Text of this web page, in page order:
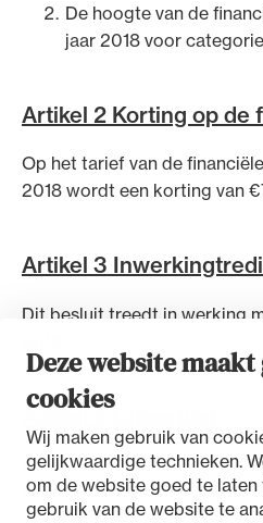
Deze website
cookies
Wij maken gebruik van
gelijkwaardige technieken.
om de website goed te laten
gebruik van de website te
De hoogte van de
jaar 2018 voor
Artikel 2 Korting op de
Op het tarief van de
2018 wordt een korting van
Artikel 3
Dit besluit treedt in werking
Artikel 4 Citeertitel
Dit besluit wordt aangehaald
bijdrage 2018.
Ondersteuning voor
beroepsuitoefening: van